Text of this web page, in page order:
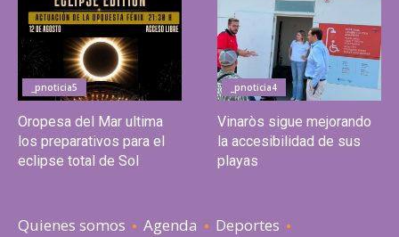
_pnoticia5
Oropesa del Mar ultima
los preparativos para el
eclipse total de Sol
_pnoticia4
Vinaròs sigue mejorando
la accesibilidad de sus
playas
Quienes somos Agenda
Deportes